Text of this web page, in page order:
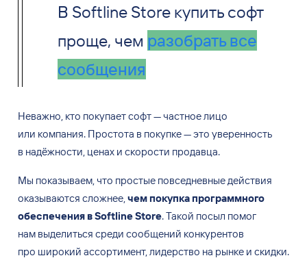
В Softline Store купить софт
проще, чем налить кофе
Неважно, кто
в надёжности, ценах и скорости продавца.
Мы показываем, что простые повседневные действия
обеспечения вSoftline Store. Такой посыл помог
намвыделиться среди сообщений конкурентов
проширокий ассортимент, лидерство нарынке искидки.
Чтобы поддержать сообщение, мыс нуля разработали